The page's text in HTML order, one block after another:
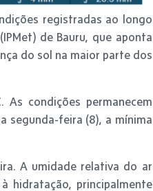
registradas ao longo
de Bauru, que aponta
do sol na maior parte dos
As condições permanecem
segunda-feira (8), a mínima
A umidade relativa do ar
hidratação, principalmente